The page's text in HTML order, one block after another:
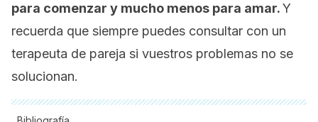
para comenzar y mucho menos para amar.Y
recuerda que siempre puedes consultar con un
terapeuta de pareja si vuestros problemas no se
solucionan.